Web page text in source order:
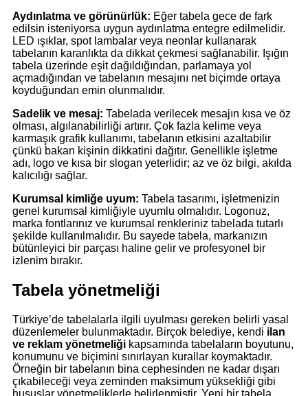
Aydınlatma ve görünürlük: Eğer tabela gece de fark
edilsin isteniyorsa uygun aydınlatma entegre edilmelidir.
LED ışıklar, spot lambalar veya neonlar kullanarak
tabelanın karanlıkta da dikkat çekmesi sağlanabilir. Işığın
tabela üzerinde eşit dağıldığından, parlamaya yol
açmadığından ve tabelanın mesajını net biçimde ortaya
koyduğundan emin olunmalıdır.
Sadelik ve mesaj: Tabelada verilecek mesajın kısa ve öz
olması, algılanabilirliği artırır. Çok fazla kelime veya
karmaşık grafik kullanımı, tabelanın etkisini azaltabilir
çünkü bakan kişinin dikkatini dağıtır. Genellikle işletme
adı, logo ve kısa bir slogan yeterlidir; az ve öz bilgi, akılda
kalıcılığı sağlar.
Kurumsal kimliğe uyum: Tabela tasarımı, işletmenizin
genel kurumsal kimliğiyle uyumlu olmalıdır. Logonuz,
marka fontlarınız ve kurumsal renkleriniz tabelada tutarlı
şekilde kullanılmalıdır. Bu sayede tabela, markanızın
bütünleyici bir parçası haline gelir ve profesyonel bir
izlenim bırakır.
Tabela yönetmeliği
Türkiye’de tabelalarla ilgili uyulması gereken belirli yasal
düzenlemeler bulunmaktadır. Birçok belediye, kendi ilan
ve reklam yönetmeliği kapsamında tabelaların boyutunu,
konumunu ve biçimini sınırlayan kurallar koymaktadır.
Örneğin bir tabelanın bina cephesinden ne kadar dışarı
çıkabileceği veya zeminden maksimum yüksekliği gibi
hususlar yönetmeliklerle belirlenmiştir. Yeni bir tabela